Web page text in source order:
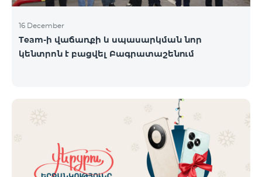
16 December
Team-ի վաճառքի և սպասարկման նոր
կենտրոն է բացվել Բագրատաշենում